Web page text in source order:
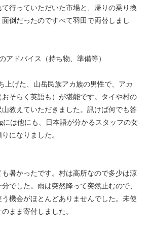
て行っていただいた市場と、帰りの乗り換
倒だったのですべて羽田で両替しまし
アドバイス（持ち物、準備等）
上げた、山岳民族アカ族の男性で、アカ
そらく英語も）が堪能です。タイや村の
教えていただきました。訊けば何でも答
には他にも、日本語が分かるスタッフの女
になりました。
も暑かったです。村は高所なので多少は涼
でした。雨は突然降って突然止むので、
機会がほとんどありませんでした。未使
まま寄付しました。